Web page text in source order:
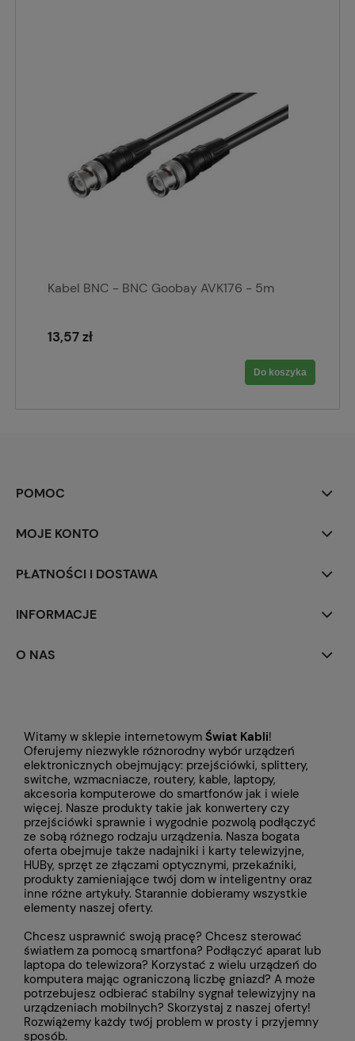
Kabel BNC - BNC Goobay AVK176 - 5m
13,57 zł
Do koszyka
POMOC
MOJE KONTO
PŁATNOŚCI I DOSTAWA
INFORMACJE
O NAS
Witamy w sklepie internetowym Świat Kabli!
Oferujemy niezwykle różnorodny wybór urządzeń
elektronicznych obejmujący: przejściówki, splittery,
switche, wzmacniacze, routery, kable, laptopy,
akcesoria komputerowe do smartfonów jak i wiele
więcej. Nasze produkty takie jak konwertery czy
przejściówki sprawnie i wygodnie pozwolą podłączyć
ze sobą różnego rodzaju urządzenia. Nasza bogata
oferta obejmuje także nadajniki i karty telewizyjne,
HUBy, sprzęt ze złączami optycznymi, przekaźniki,
produkty zamieniające twój dom w inteligentny oraz
inne różne artykuły. Starannie dobieramy wszystkie
elementy naszej oferty.
Chcesz usprawnić swoją pracę? Chcesz sterować
światłem za pomocą smartfona? Podłączyć aparat lub
laptopa do telewizora? Korzystać z wielu urządzeń do
komputera mając ograniczoną liczbę gniazd? A może
potrzebujesz odbierać stabilny sygnał telewizyjny na
urządzeniach mobilnych? Skorzystaj z naszej oferty!
Rozwiążemy każdy twój problem w prosty i przyjemny
sposób.